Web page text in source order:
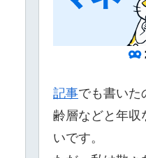
記事でも書いた
齢層などと年収
いです。